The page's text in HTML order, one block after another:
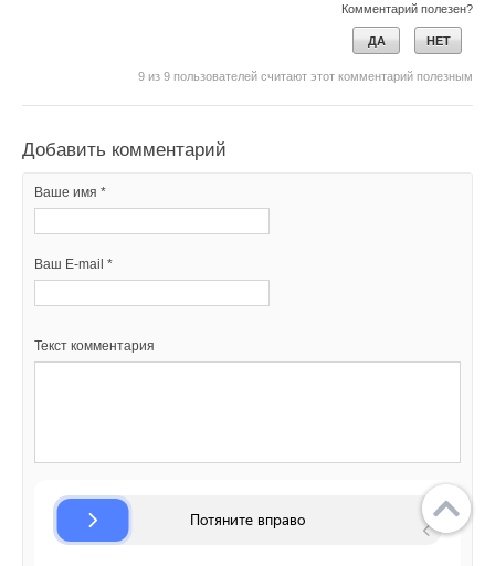
Комментарий полезен?
ДА НЕТ
9 из 9 пользователей считают этот комментарий полезным
Добавить комментарий
Ваше имя *
Ваш E-mail *
Текст комментария